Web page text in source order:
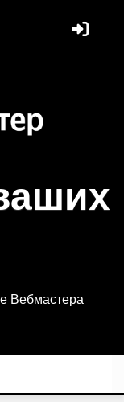
Вебмастера